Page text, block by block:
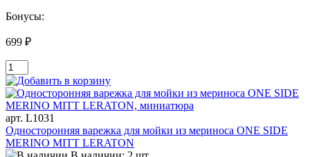
Бонусы:
699 ₽
арт. L1031
Односторонняя варежка для мойки из мериноса ONE SIDE
MERINO MITT LERATON